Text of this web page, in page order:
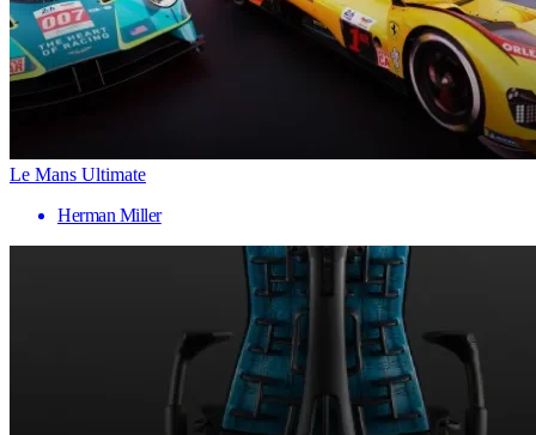
Le Mans Ultimate
Herman Miller